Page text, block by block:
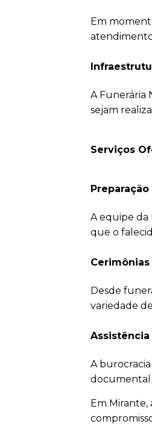
Em
A Funerária
sejam
Serviços
A equipe da
que o
Desde
variedade
A
documental
Em Mirante,